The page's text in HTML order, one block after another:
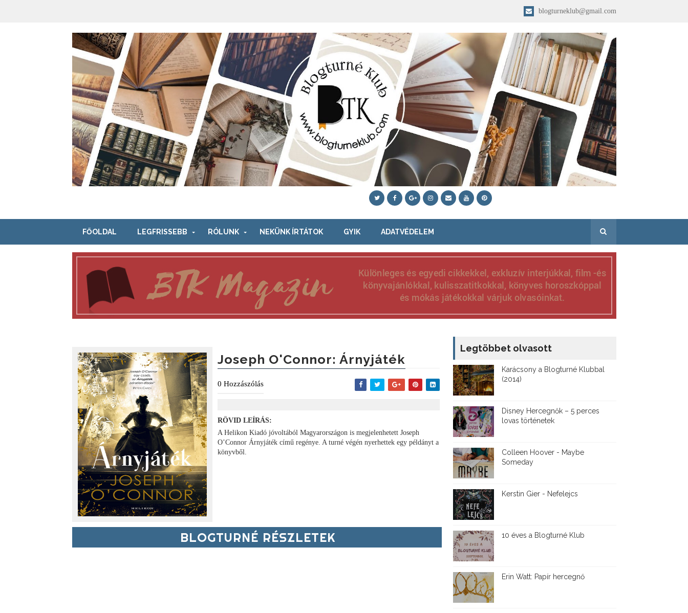
blogturneklub@gmail.com
FŐOLDAL LEGFRISSEBB RÓLUNK NEKÜNK ÍRTÁTOK GYIK ADATVÉDELEM
Joseph O'Connor: Árnyjáték
0 Hozzászólás
RÖVID LEÍRÁS:
A Helikon Kiadó jóvoltából Magyarországon is megjelenhetett Joseph
O’Connor Árnyjáték című regénye. A turné végén nyerhettek egy példányt a
könyvből.
BLOGTURNÉ RÉSZLETEK
Legtöbbet olvasott
Karácsony a Blogturné Klubbal
(2014)
Disney ​Hercegnők – 5 perces
lovas történetek
Colleen Hoover - Maybe
Someday
Kerstin Gier - Nefelejcs
10 éves a Blogturné Klub
Erin Watt: Papír hercegnő